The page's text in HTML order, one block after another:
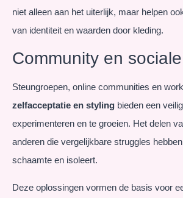
niet alleen aan het uiterlijk, maar helpen
van identiteit en waarden door kleding.
Community en
Steungroepen, online communities en
zelfacceptatie en styling bieden een
experimenteren en te groeien. Het delen
anderen die vergelijkbare struggles
schaamte en isoleert.
Deze oplossingen vormen de basis voor